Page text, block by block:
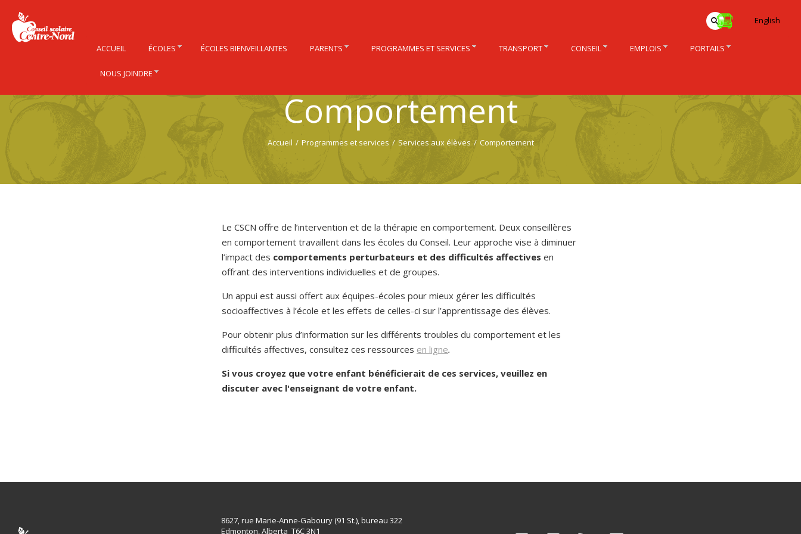
Comportement
Accueil / Programmes et services / Services aux élèves / Comportement
Le CSCN offre de l’intervention et de la thérapie en comportement. Deux conseillères
en comportement travaillent dans les écoles du Conseil. Leur approche vise à diminuer
l’impact des comportements perturbateurs et des difficultés affectives en
offrant des interventions individuelles et de groupes.
Un appui est aussi offert aux équipes-écoles pour mieux gérer les difficultés
socioaffectives à l’école et les effets de celles-ci sur l’apprentissage des élèves.
Pour obtenir plus d’information sur les différents troubles du comportement et les
difficultés affectives, consultez ces ressources en ligne.
Si vous croyez que votre enfant bénéficierait de ces services, veuillez en
discuter avec l'enseignant de votre enfant.
English
ACCUEIL ÉCOLES ÉCOLES BIENVEILLANTES PARENTS PROGRAMMES ET SERVICES TRANSPORT CONSEIL EMPLOIS PORTAILS
NOUS JOINDRE
8627, rue Marie-Anne-Gaboury (91 St.), bureau 322
Edmonton, Alberta T6C 3N1